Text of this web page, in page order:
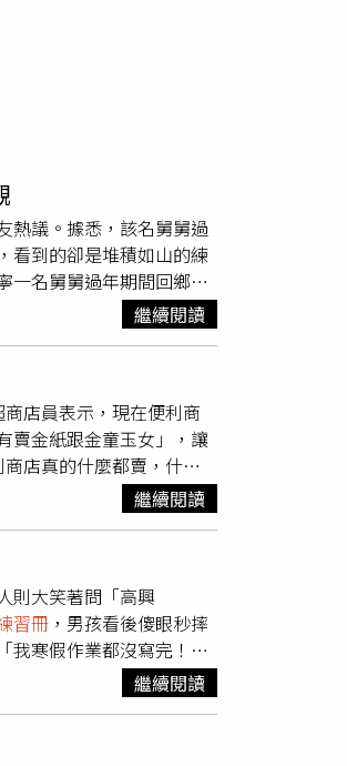
熱議。據悉，該名舅舅過
看到的卻是堆積如山的練
一名舅舅過年期間回鄉
卻是堆積如山的練習冊。
好好學習。外甥女看著滿
；也有人回憶起自己小
為外甥女出謀劃策，建
用心，認為過年期間孩子
繼續閱讀
店員表示，現在便利商
賣金紙跟金童玉女」，讓
店真的什麼都賣，什麼
超商買得到，首先是生鮮
會覺得相對便宜，而且也
包，「以前我只知道文
到，自己之前聽店長分
友紛紛留言「我知道殯
一間全家，裡面真的有賣
」、「超商好像都這樣，
繼續閱讀
則大笑著問「高興
習冊 ，男孩看後傻眼秒摔
我寒假作業都沒寫完！」
子弄哭。」
繼續閱讀